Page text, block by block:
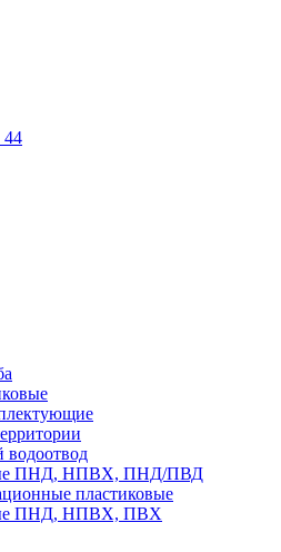
44
водоотвод
ПНД, НПВХ, ПНД/ПВД
пластиковые
ПНД, НПВХ, ПВХ